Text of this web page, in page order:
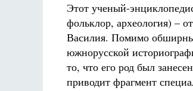
Этот ученый-
фольклор, археология) –
Василия. Помимо
южнорусской
то, что его род был
приводит фрагмент